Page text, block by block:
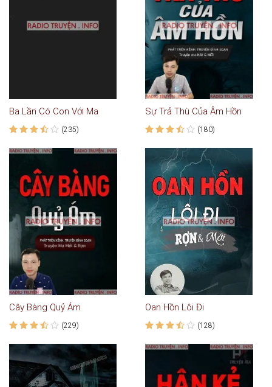
Ba Lần Có Con Với Ma
(235)
Sự Trả Thù Của Âm Hồn
(180)
Cây Bàng Quỷ Ám
(229)
Oan Hồn Lôi Đi
(128)